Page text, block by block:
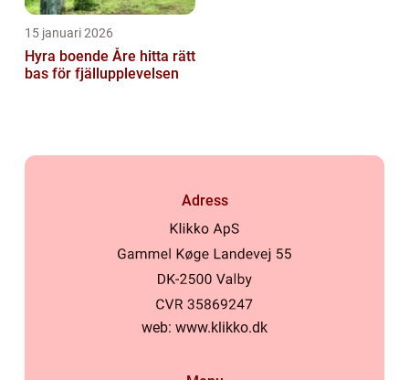
15 januari 2026
Hyra boende Åre hitta rätt
bas för fjällupplevelsen
Adress
web: www.klikko.dk